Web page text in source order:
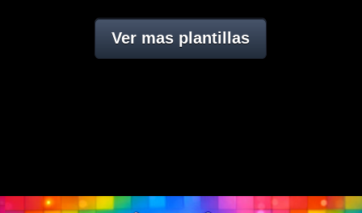
Ver mas plantillas